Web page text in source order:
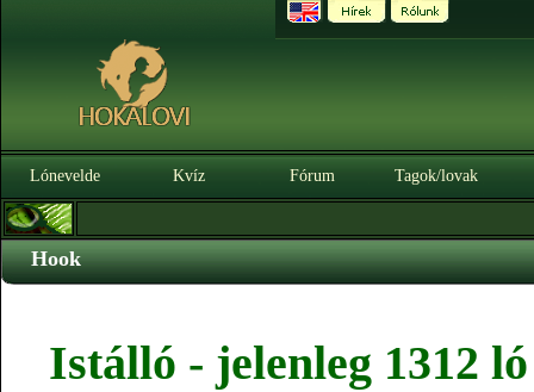
Lónevelde Kvíz Fórum Tagok/lovak
Hook
Istálló - jelenleg 1312